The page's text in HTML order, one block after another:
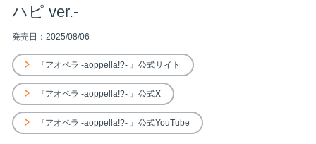
ハピ ver.-
発売日：2025/08/06
『アオペラ -aoppella!?- 』公式サイト
『アオペラ -aoppella!?- 』公式X
『アオペラ -aoppella!?- 』公式YouTube